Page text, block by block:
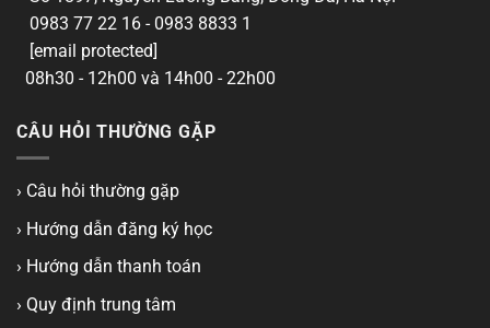
0983 77 22 16 - 0983 8833 1
[email protected]
08h30 - 12h00 và 14h00 - 22h00
CÂU HỎI THƯỜNG GẶP
› Câu hỏi thường gặp
› Hướng dẫn đăng ký học
› Hướng dẫn thanh toán
› Quy định trung tâm